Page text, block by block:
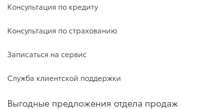
Консультация по кредиту
Консультация по страхованию
Записаться на сервис
Служба клиентской поддержки
Выгодные предложения отдела продаж